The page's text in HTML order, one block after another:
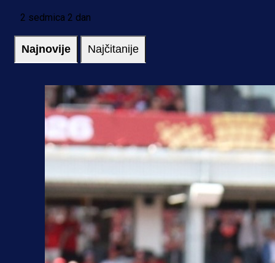
2 sedmica 2 dan
Najnovije Najčitanije